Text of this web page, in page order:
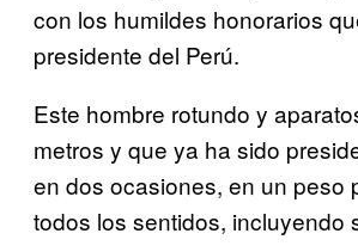
con los humildes honorarios
presidente del Perú.
Este hombre rotundo y
metros y que ya ha sido
en dos ocasiones, en un peso
todos los sentidos, incluyendo